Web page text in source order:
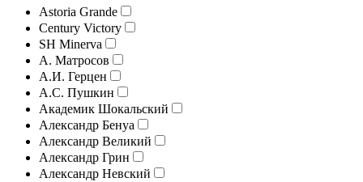
Astoria Grande
Century Victory
SH Minerva
А. Матросов
А.И. Герцен
А.С. Пушкин
Академик Шокальский
Александр Бенуа
Александр Великий
Александр Грин
Александр Невский